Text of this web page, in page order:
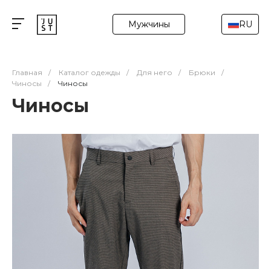
Мужчины RU
Главная / Каталог одежды / Для него / Брюки
/
Чиносы
/ Чиносы
Чиносы